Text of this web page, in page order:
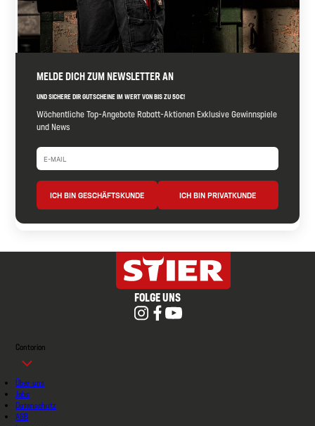
MELDE DICH ZUM NEWSLETTER AN
UND SICHERE DIR GUTSCHEINE IM WERT VON BIS ZU 50€!
Wöchentliche Top-Angebote Rabatt-Aktionen Exklusive Gewinnspiele
und News
ICH BIN GESCHÄFTSKUNDE ICH BIN PRIVATKUNDE
FOLGE UNS
Contorion
Über uns
Jobs
Datenschutz
AGB